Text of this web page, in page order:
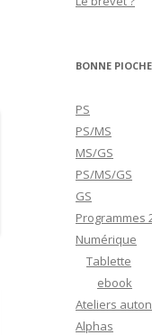
BONNE PIOCHE
PS
PS/MS
MS/GS
PS/MS/GS
GS
Programmes
Numérique
Tablette
ebook
Ateliers
Alphas